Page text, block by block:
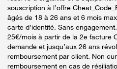
souscription à l’offre
âgés de 18 à 26 ans et 6 mois
carte d’identité. Sans
25€/mois à partir de la 2e facture
demande et jusqu’aux 26 ans
remboursement par client. Non
remboursement en cas de